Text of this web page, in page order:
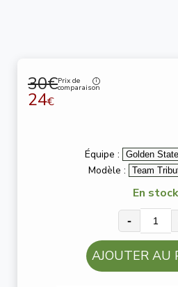
30€Prix de
comparaison
24€
Équipe :
Modèle :
En stock
-
AJOUTER AU